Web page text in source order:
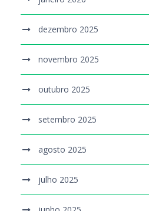
dezembro 2025
novembro 2025
outubro 2025
setembro 2025
agosto 2025
julho 2025